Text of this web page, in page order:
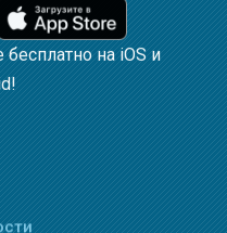
на iOS и